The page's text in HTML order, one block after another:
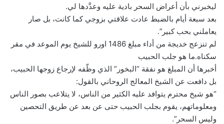
ليخبرني بأن أعراض السحر بادية عليه وعدَّدها لي.
بعد سبعة أيام بالضبط عادت علاقتي بزوجي كما كانت، بل صار
يعاملني بحب كبير”.
لم تنزعج خديجة من أداء مبلغ 1486 اورو للشيخ يوم الموعد في مقر
سكناه.ما هو جلب الحبيب
أخبرها أن المبلغ هو نفقة “البخور” الذي وظّفه لإرجاع زوجها الحبيب،
بل دافعت عن الشيخ المعالج الروحاني بالقول:
“هو شيخ محترم يتوافد عليه الكثير من الناس، لا يتلاعب بصور الناس
ومعلوماتهم، يقوم بجلب الحبيب حتى عن بعد عن طريق التحصين
وليس السحر”.